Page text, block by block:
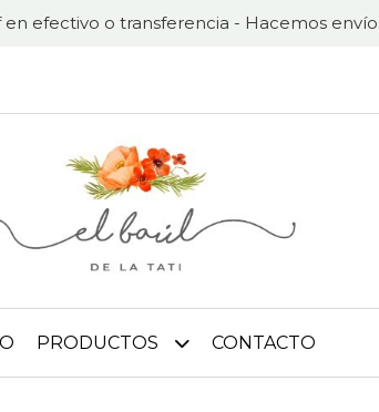
en efectivo o transferencia - Hacemos
PRODUCTOS CONTACTO